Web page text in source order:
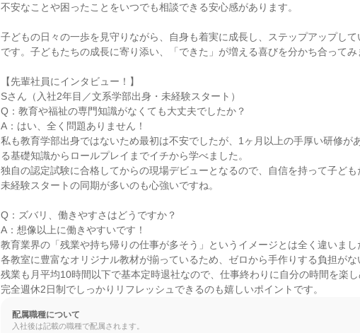
不安なことや困ったことをいつでも相談できる安心感があります。
子どもの日々の一歩を見守りながら、自身も着実に成長し、ステップアップし
です。子どもたちの成長に寄り添い、「できた」が増える喜びを分かち合ってみ
【先輩社員にインタビュー！】
Sさん（入社2年目／文系学部出身・未経験スタート）
Q：教育や福祉の専門知識がなくても大丈夫でしたか？
A：はい、全く問題ありません！
私も教育学部出身ではないため最初は不安でしたが、1ヶ月以上の手厚い研修が
る基礎知識からロールプレイまでイチから学べました。
独自の認定試験に合格してからの現場デビューとなるので、自信を持って子ども
未経験スタートの同期が多いのも心強いですね。
Q：ズバリ、働きやすさはどうですか？
A：想像以上に働きやすいです！
教育業界の「残業や持ち帰りの仕事が多そう」というイメージとは全く違いまし
各教室に豊富なオリジナル教材が揃っているため、ゼロから手作りする負担がな
残業も月平均10時間以下で基本定時退社なので、仕事終わりに自分の時間を楽し
完全週休2日制でしっかりリフレッシュできるのも嬉しいポイントです。
配属職種について
入社後は記載の職種で配属されます。